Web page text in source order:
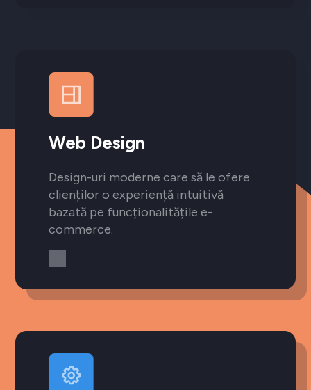
Web Design
Design-uri moderne care să le ofere
clienților o experiență intuitivă
bazată pe funcționalitățile e-
commerce.